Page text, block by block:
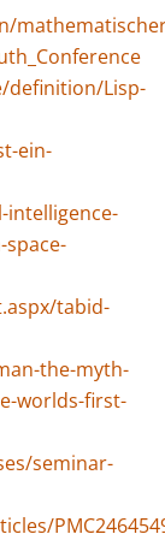
definition/Lisp-
ein-
space-
tabid-
the-myth-
worlds-first-
seminar-